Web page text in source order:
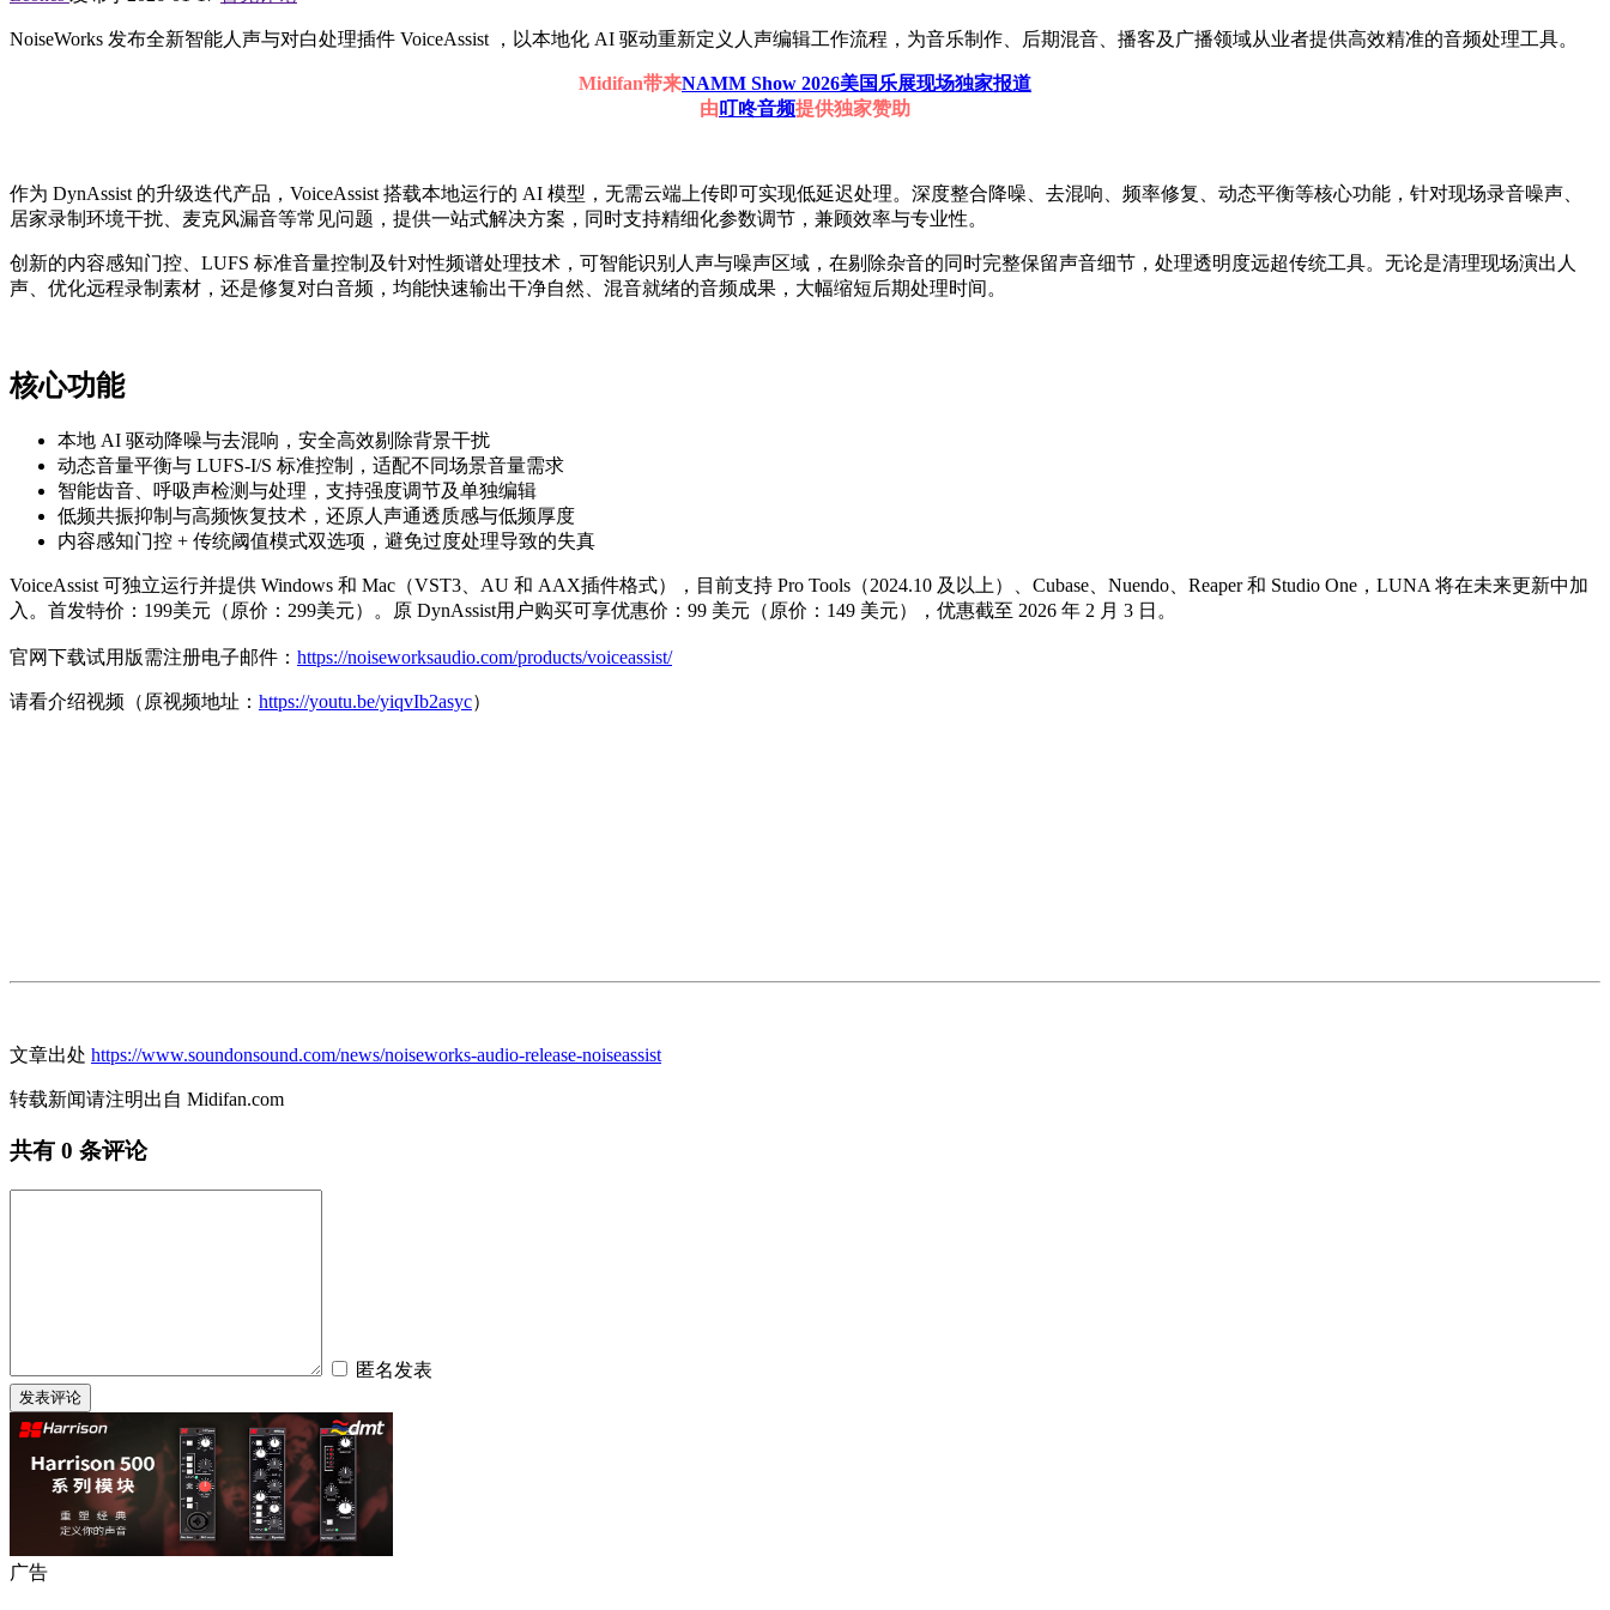
NoiseWorks 发布全新智能人声与对白处理插件 VoiceAssist ，以本地化 AI 驱动重新定义人声编辑工作流程，为音乐制作、后期混音、播客及广播领域从业者提供高效精准的音频处理工具。
Midifan带来NAMM Show 2026美国乐展现场独家报道
由 叮咚音频提供独家赞助
作为 DynAssist 的升级迭代产品，VoiceAssist 搭载本地运行的 AI 模型，无需云端上传即可实现低延迟处理。深度整合降噪、去混响、频率修复、动态平衡等核心功能，针对现场录音噪声、
居家录制环境干扰、麦克风漏音等常见问题，提供一站式解决方案，同时支持精细化参数调节，兼顾效率与专业性。
创新的内容感知门控、LUFS 标准音量控制及针对性频谱处理技术，可智能识别人声与噪声区域，在剔除杂音的同时完整保留声音细节，处理透明度远超传统工具。无论是清理现场演出人
声、优化远程录制素材，还是修复对白音频，均能快速输出干净自然、混音就绪的音频成果，大幅缩短后期处理时间。
核心功能
本地 AI 驱动降噪与去混响，安全高效剔除背景干扰
动态音量平衡与 LUFS-I/S 标准控制，适配不同场景音量需求
智能齿音、呼吸声检测与处理，支持强度调节及单独编辑
低频共振抑制与高频恢复技术，还原人声通透质感与低频厚度
内容感知门控 + 传统阈值模式双选项，避免过度处理导致的失真
VoiceAssist 可独立运行并提供 Windows 和 Mac（VST3、AU 和 AAX插件格式），目前支持 Pro Tools（2024.10 及以上）、Cubase、Nuendo、Reaper 和 Studio One，LUNA 将在未来更新中加
入。首发特价：199美元（原价：299美元）。原 DynAssist用户购买可享优惠价：99 美元（原价：149 美元），优惠截至 2026 年 2 月 3 日。
官网下载试用版需注册电子邮件： https://noiseworksaudio.com/products/voiceassist/
请看介绍视频（原视频地址： https://youtu.be/yiqvIb2asyc）
文章出处 https://www.soundonsound.com/news/noiseworks-audio-release-noiseassist
转载新闻请注明出自 Midifan.com
共有 0 条评论
匿名发表
广告